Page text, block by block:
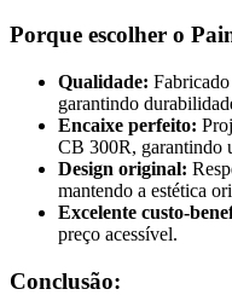
Porque escolher o
Qualidade:
garantindo
Encaixe perfeito:
CB 300R, garantindo
Design original:
mantendo a estética
Excelente custo-
preço acessível.
Conclusão: